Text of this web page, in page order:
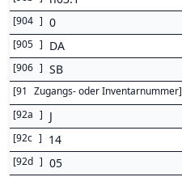
[904 ] 0
[905 ] DA
[906 ] SB
[91 Zugangs- oder Inventarnummer]
[92a ] J
[92c ] 14
[92d ] 05